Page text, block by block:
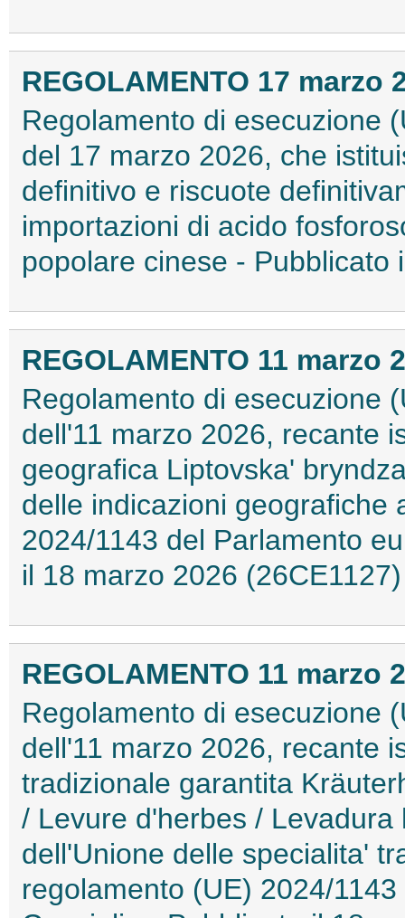
REGOLAMENTO 17 marzo
Regolamento di esecuzione
del 17 marzo 2026, che
definitivo e riscuote
importazioni di acido
popolare cinese - Pubblicato
REGOLAMENTO 11 marzo
Regolamento di esecuzione
dell'11 marzo 2026, recante
geografica Liptovska'
delle indicazioni geografiche
2024/1143 del Parlamento
il 18 marzo 2026 (26CE1127)
REGOLAMENTO 11 marzo
Regolamento di esecuzione
dell'11 marzo 2026, recante
tradizionale garantita
/ Levure d'herbes /
dell'Unione delle specialita'
regolamento (UE) 2024/